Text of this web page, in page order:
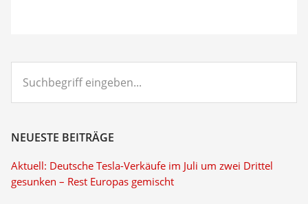
eingeben...
NEUESTE BEITRÄGE
Aktuell: Deutsche Tesla-Verkäufe im Juli um zwei Drittel
gesunken – Rest Europas gemischt